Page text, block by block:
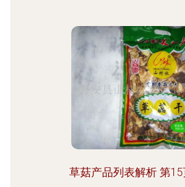
草菇产品列表解析 第